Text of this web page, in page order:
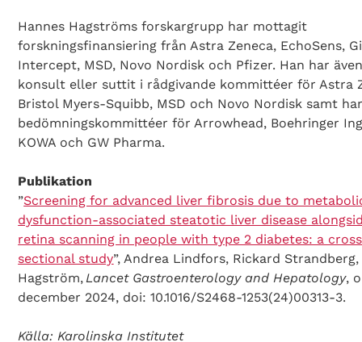
Hannes Hagströms forskargrupp har mottagit
forskningsfinansiering från Astra Zeneca, EchoSens,
Intercept, MSD, Novo Nordisk och Pfizer. Han har
konsult eller suttit i rådgivande kommittéer för Astra
Bristol Myers-Squibb, MSD och Novo Nordisk samt
bedömningskommittéer för Arrowhead, Boehringer
KOWA och GW Pharma.
Publikation
”Screening for advanced liver fibrosis due to
dysfunction-associated steatotic liver disease
retina scanning in people with type 2 diabetes: a
sectional study”, Andrea Lindfors, Rickard Strandberg,
Hagström,Lancet Gastroenterology and Hepatology,
december 2024, doi: 10.1016/S2468-1253(24)00313-3.
Källa: Karolinska Institutet